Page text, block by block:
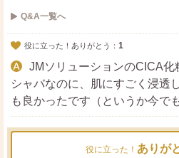
Q&A一覧へ
役に立った！ありがとう： 1
JMソリューションのCICA
シャバなのに、肌にすごく浸透
も良かったです（というか今で
役に立った！ ありが